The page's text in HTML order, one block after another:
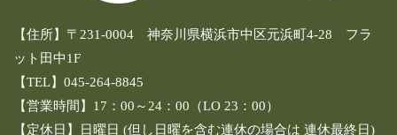
【住所】〒231-0004 神奈川県横浜市中区元浜町4-28 フラ
ット田中1F
【TEL】045-264-8845
【営業時間】17：00～24：00（LO 23：00）
【定休日】日曜日 (但し日曜を含む連休の場合は 連休最終日)